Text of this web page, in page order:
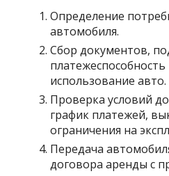
Определение
автомобиля.
Сбор документов,
использование авто.
Проверка условий
график платежей,
ограничения на
Передача
договора аренды с